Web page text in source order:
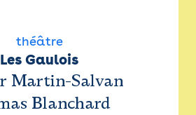
théâtre
Les Gaulois
Martin-Salvan
Blanchard